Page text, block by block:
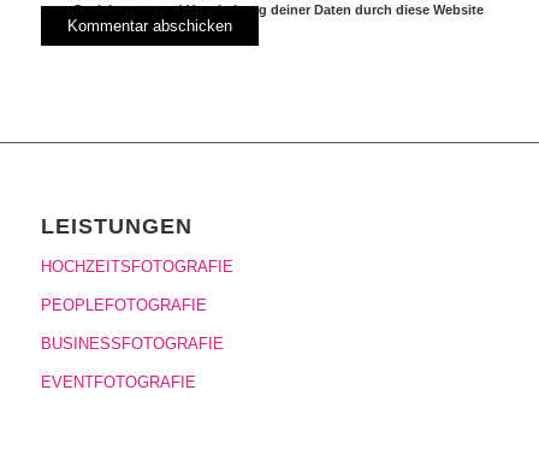
Speicherung und Verarbeitung deiner Daten durch diese Website
einverstanden.*
LEISTUNGEN
HOCHZEITSFOTOGRAFIE
PEOPLEFOTOGRAFIE
BUSINESSFOTOGRAFIE
EVENTFOTOGRAFIE